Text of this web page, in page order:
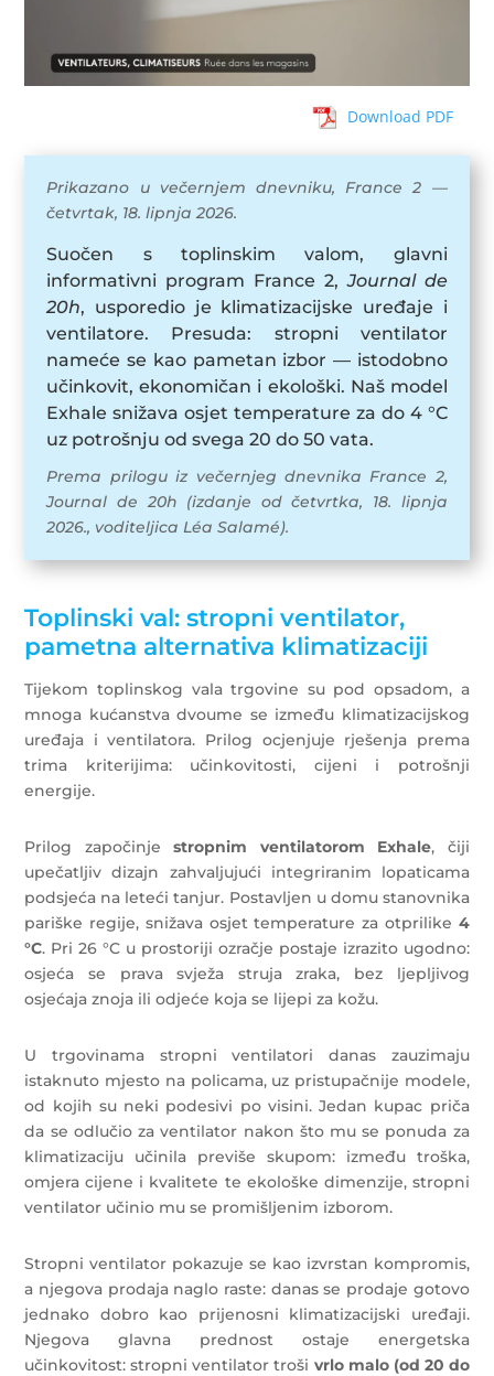
Download PDF
Prikazano u večernjem dnevniku, France 2 —
četvrtak, 18. lipnja 2026.
Suočen s toplinskim valom, glavni
informativni program France 2,Journal de
20h, usporedio je klimatizacijske uređaje i
ventilatore. Presuda: stropni ventilator
nameće se kao pametan izbor — istodobno
učinkovit, ekonomičan i ekološki. Naš model
Exhale snižava osjet temperature za do 4 °C
uz potrošnju od svega 20 do 50 vata.
Prema prilogu iz večernjeg dnevnika France 2,
Journal de 20h (izdanje od četvrtka, 18. lipnja
2026., voditeljica Léa Salamé).
Toplinski val: stropni ventilator,
pametna alternativa klimatizaciji
Tijekom toplinskog vala trgovine su pod opsadom, a
mnoga kućanstva dvoume se između klimatizacijskog
uređaja i ventilatora. Prilog ocjenjuje rješenja prema
trima kriterijima: učinkovitosti, cijeni i potrošnji
energije.
Prilog započinjestropnim ventilatorom Exhale, čiji
upečatljiv dizajn zahvaljujući integriranim lopaticama
podsjeća na leteći tanjur. Postavljen u domu stanovnika
pariške regije, snižava osjet temperature za otprilike 4
°C. Pri 26 °C u prostoriji ozračje postaje izrazito ugodno:
osjeća se prava svježa struja zraka, bez ljepljivog
osjećaja znoja ili odjeće koja se lijepi za kožu.
U trgovinama stropni ventilatori danas zauzimaju
istaknuto mjesto na policama, uz pristupačnije modele,
od kojih su neki podesivi po visini. Jedan kupac priča
da se odlučio za ventilator nakon što mu se ponuda za
klimatizaciju učinila previše skupom: između troška,
omjera cijene i kvalitete te ekološke dimenzije, stropni
ventilator učinio mu se promišljenim izborom.
Stropni ventilator pokazuje se kao izvrstan kompromis,
a njegova prodaja naglo raste: danas se prodaje gotovo
jednako dobro kao prijenosni klimatizacijski uređaji.
Njegova glavna prednost ostaje energetska
učinkovitost: stropni ventilator troši vrlo malo (od 20 do